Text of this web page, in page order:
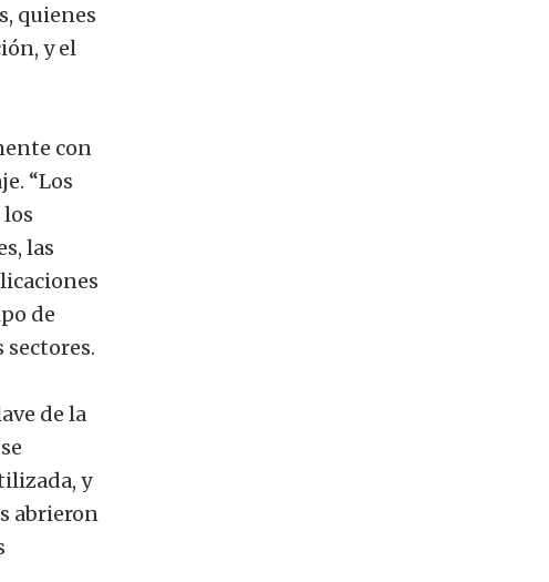
quienes
y el
con
“Los
las
de
de la
y
abrieron